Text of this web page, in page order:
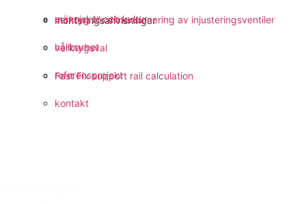
monteringsanvisningar
verktyg för dimensionering av injusteringsventiler
verktygsval
Fast Fix support rail calculation
människor och kultur
hållbarhet
referensprojekt
kontakt